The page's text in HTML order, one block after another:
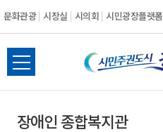
문화관광 시장실 시의회 시민광장플랫폼
시
민
전
체
뉴
장애인 종합복지관